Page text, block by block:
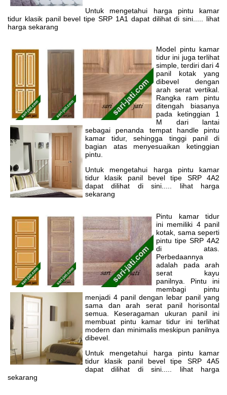
Untuk mengetahui harga pintu kamar
tidur klasik panil bevel tipe SRP 1A1 dapat dilihat di sini..... lihat
harga sekarang
Model pintu kamar
tidur ini juga terlihat
simple, terdiri dari 4
panil kotak yang
dibevel dengan
arah serat vertikal.
Rangka ram pintu
ditengah biasanya
pada ketinggian 1
M dari lantai
sebagai penanda tempat handle pintu
kamar tidur, sehingga tinggi panil di
bagian atas menyesuaikan ketinggian
pintu.
Untuk mengetahui harga pintu kamar
tidur klasik panil bevel tipe SRP 4A2
dapat dilihat di sini..... lihat harga
sekarang
Pintu kamar tidur
ini memiliki 4 panil
kotak, sama seperti
pintu tipe SRP 4A2
di atas.
Perbedaannya
adalah pada arah
serat kayu
panilnya. Pintu ini
membagi pintu
menjadi 4 panil dengan lebar panil yang
sama dan arah serat panil horisontal
semua. Keseragaman ukuran panil ini
membuat pintu kamar tidur ini terlihat
modern dan minimalis meskipun panilnya
dibevel.
Untuk mengetahui harga pintu kamar
tidur klasik panil bevel tipe SRP 4A5
dapat dilihat di sini..... lihat harga
sekarang